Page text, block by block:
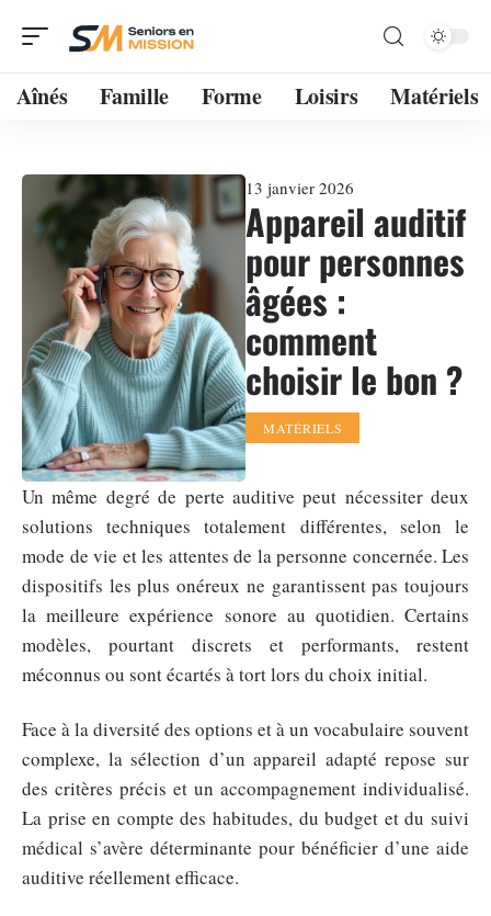
Aînés Famille Forme Loisirs Matériels
13 janvier 2026
Appareil auditif
pour personnes
âgées :
comment
choisir le bon ?
MATÉRIELS
Un même degré de perte auditive peut nécessiter deux
solutions techniques totalement différentes, selon le
mode de vie et les attentes de la personne concernée. Les
dispositifs les plus onéreux ne garantissent pas toujours
la meilleure expérience sonore au quotidien. Certains
modèles, pourtant discrets et performants, restent
méconnus ou sont écartés à tort lors du choix initial.
Face à la diversité des options et à un vocabulaire souvent
complexe, la sélection d’un appareil adapté repose sur
des critères précis et un accompagnement individualisé.
La prise en compte des habitudes, du budget et du suivi
médical s’avère déterminante pour bénéficier d’une aide
auditive réellement efficace.